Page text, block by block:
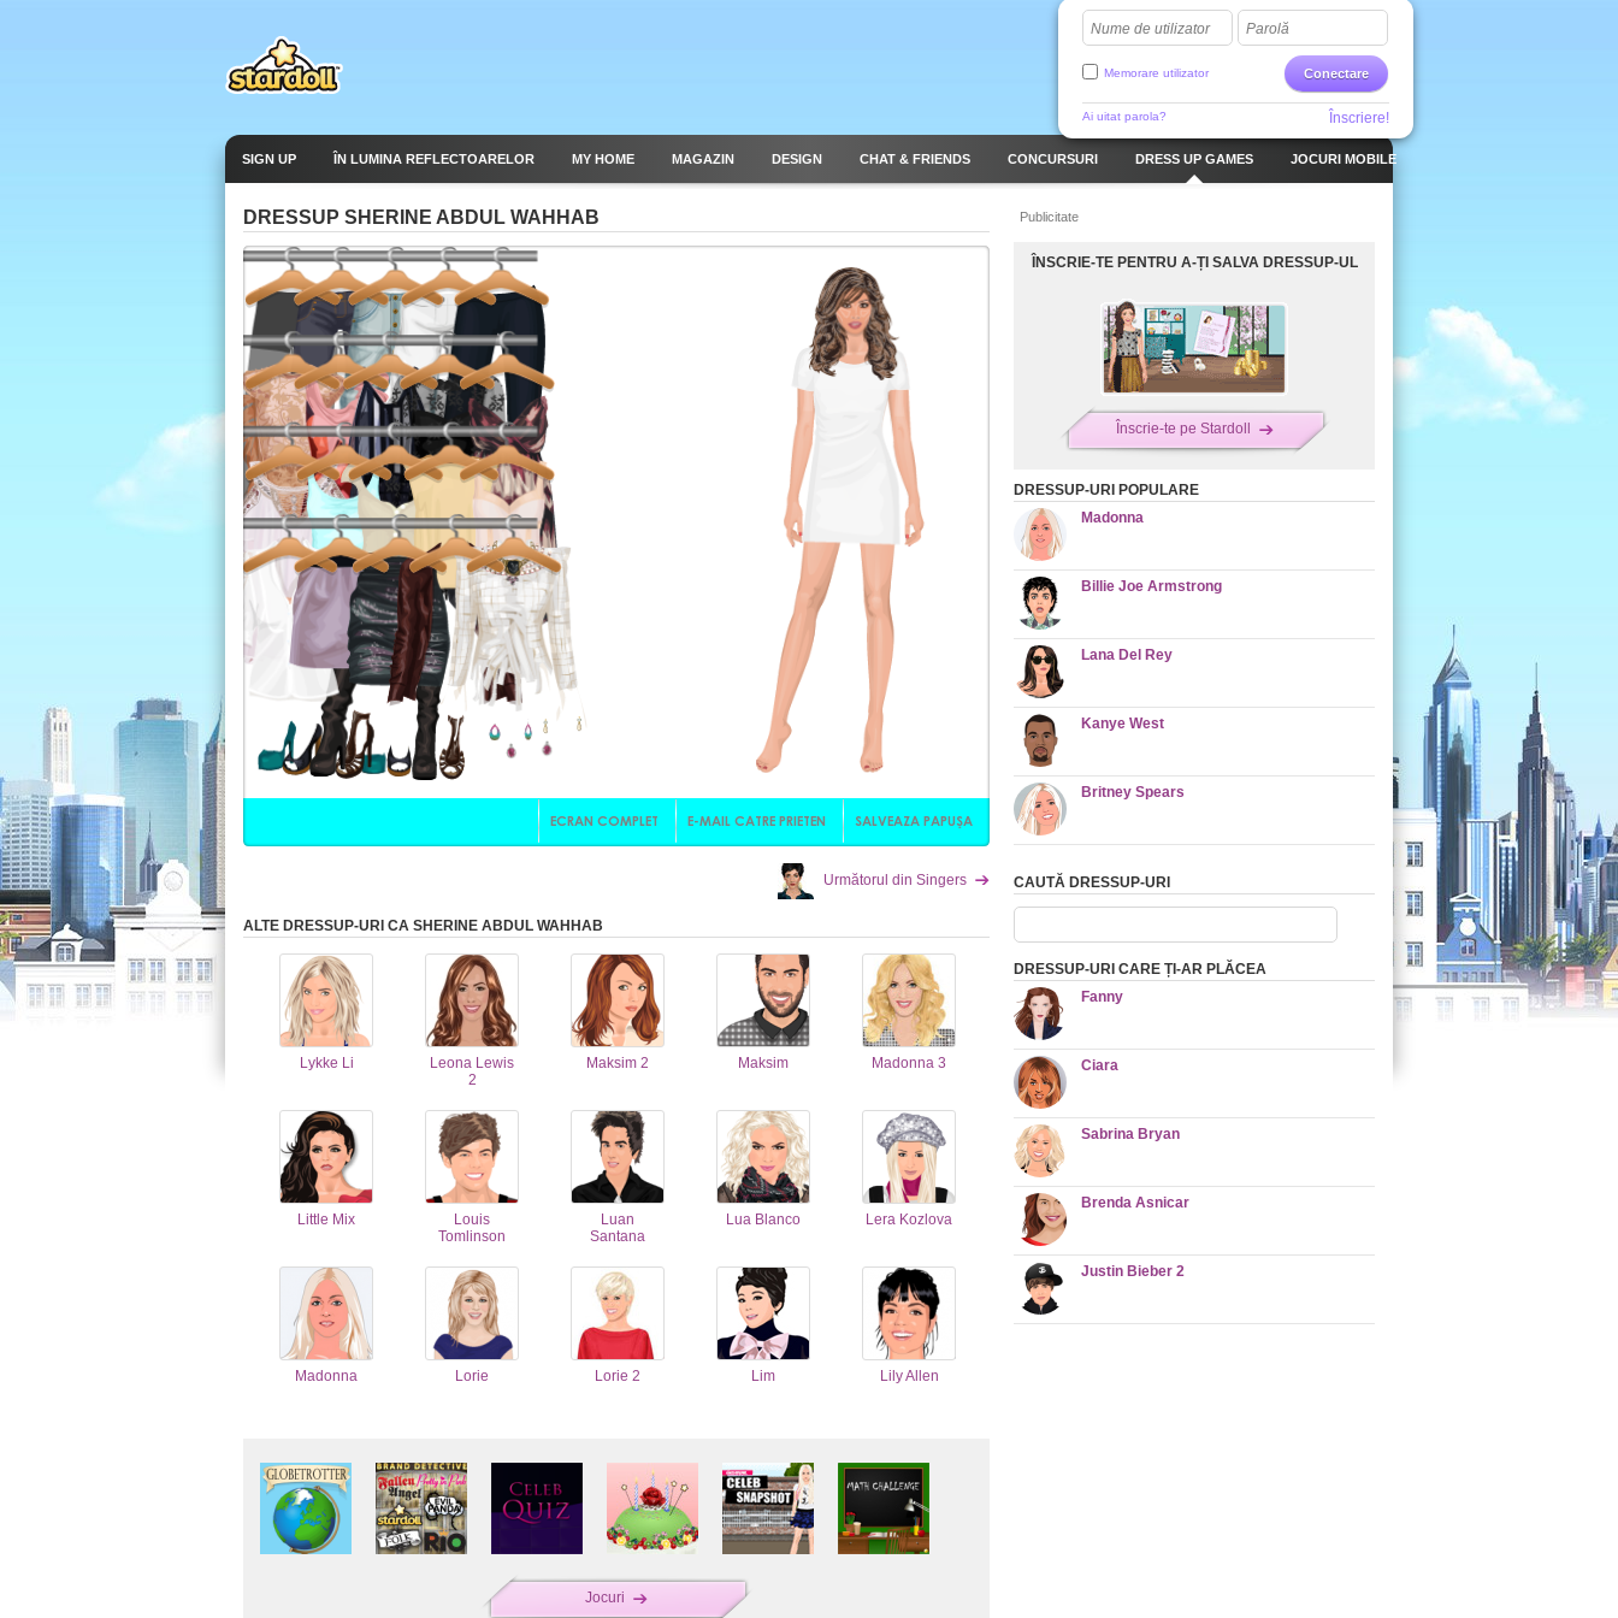
Nume de utilizator Parolă
Conectare
Memorare utilizator
Ai uitat parola? Înscriere!
SIGN UP ÎN LUMINA REFLECTOARELOR MY HOME MAGAZIN DESIGN CHAT & FRIENDS CONCURSURI DRESS UP GAMES JOCURI MOBILE
DRESSUP SHERINE ABDUL WAHHAB
Următorul din Singers
ALTE DRESSUP-URI CA SHERINE ABDUL WAHHAB
Lykke Li
Leona Lewis
2
Maksim 2 Maksim Madonna 3
Little Mix
Louis
Tomlinson
Luan
Santana
Lua Blanco Lera Kozlova
Madonna Lorie Lorie 2 Lim Lily Allen
Jocuri
Publicitate
ÎNSCRIE-TE PENTRU A-ȚI SALVA DRESSUP-UL
Înscrie-te pe Stardoll
DRESSUP-URI POPULARE
Madonna
Billie Joe Armstrong
Lana Del Rey
Kanye West
Britney Spears
CAUTĂ DRESSUP-URI
DRESSUP-URI CARE ȚI-AR PLĂCEA
Fanny
Ciara
Sabrina Bryan
Brenda Asnicar
Justin Bieber 2